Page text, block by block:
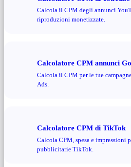
Calcola il CPM degli annunci
riproduzioni monetizzate.
Calcolatore CPM annunci
Calcola il CPM per le tue
Ads.
Calcolatore CPM di TikTok
Calcola CPM, spesa e impressioni
pubblicitarie TikTok.